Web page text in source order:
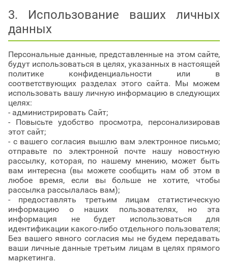
3. Использование ваших личных
данных
Персональные данные, представленные на этом сайте,
будут использоваться в целях, указанных в настоящей
политике конфиденциальности или в
соответствующих разделах этого сайта. Мы можем
использовать вашу личную информацию в следующих
целях:
- администрировать Сайт;
- Повысьте удобство просмотра, персонализировав
этот сайт;
- с вашего согласия вышлю вам электронное письмо;
отправьте по электронной почте нашу новостную
рассылку, которая, по нашему мнению, может быть
вам интересна (вы можете сообщить нам об этом в
любое время, если вы больше не хотите, чтобы
рассылка рассылалась вам);
- предоставлять третьим лицам статистическую
информацию о наших пользователях, но эта
информация не будет использоваться для
идентификации какого-либо отдельного пользователя;
Без вашего явного согласия мы не будем передавать
ваши личные данные третьим лицам в целях прямого
маркетинга.